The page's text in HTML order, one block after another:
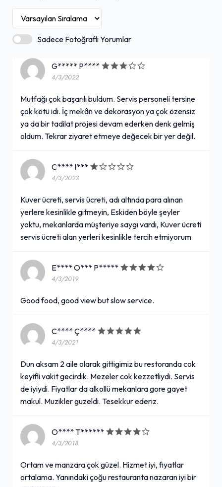
Sadece Fotoğraflı Yorumlar
G***** P****
4/3/2022
Mutfağı çok başarılı buldum. Servis personeli tersine
çok kötü idi. İç mekân ve dekorasyon ya çok özensiz
ya da bir tadilat projesi devam ederken denk gelmiş
oldum. Tekrar ziyaret etmeye değecek bir yer değil.
C**** I***
4/3/2023
Kuver ücreti, servis ücreti, adı altında para alınan
yerlere kesinlikle gitmeyin, Eskiden böyle şeyler
yoktu, mekanlarda müşteriye saygı vardı, Kuver ücreti
servis ücreti alan yerleri kesinlikle tercih etmiyorum
E**** O*** P*****
4/3/2019
Good food, good view but slow service.
C**** Ç****
4/3/2021
Dun aksam 2 aile olarak gittigimiz bu restoranda cok
keyifli vakit gecirdik. Mezeler cok kezzetliydi. Servis
de iyiydi. Fiyatlar da alkollü mekanlara gore gayet
makul. Muzikler guzeldi. Tesekkur ederiz.
O**** T******
4/3/2018
Ortam ve manzara çok güzel. Hizmet iyi, fiyatlar
ortalama. Yanındaki çoğu restauranta nazaran iyi bir